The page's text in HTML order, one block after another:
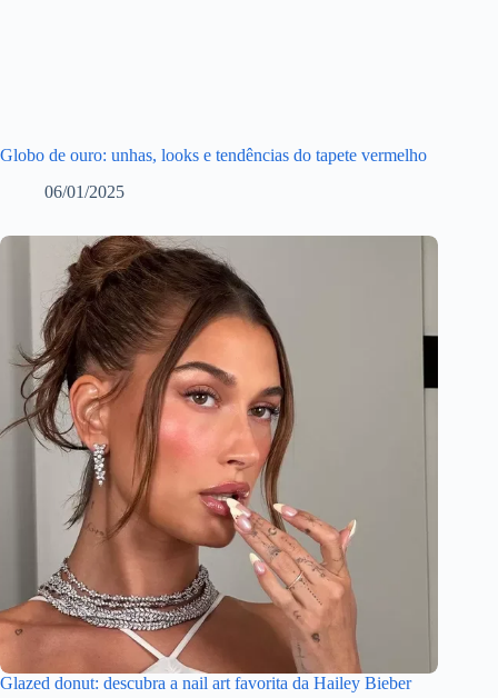
Globo de ouro: unhas, looks e tendências do tapete vermelho
06/01/2025
Glazed donut: descubra a nail art favorita da Hailey Bieber